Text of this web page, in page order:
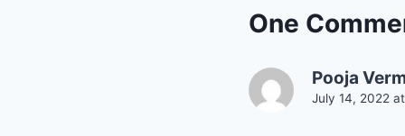
One
Pooja
July 14, 2022